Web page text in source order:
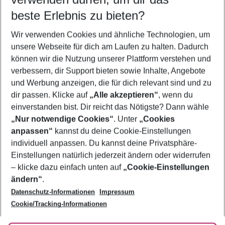
5-8 Nächte
2 Erwachsene Keine Kinder
Mehr Filter anzeigen
Footer
Footer navigation
Über uns
AGB
Bestpreisgarantie
Cookie-Einstellungen ändern
Cookie-Richtlinie
Agenturbetreuung
Barrierefreies Reisen
Folge uns
beste Erlebnis zu bieten?
Wir verwenden Cookies und ähnliche Technologien, um
unsere Webseite für dich am Laufen zu halten. Dadurch
können wir die Nutzung unserer Plattform verstehen und
verbessern, dir Support bieten sowie Inhalte, Angebote
und Werbung anzeigen, die für dich relevant sind und zu
dir passen. Klicke auf „Alle akzeptieren“, wenn du
einverstanden bist. Dir reicht das Nötigste? Dann wähle
„Nur notwendige Cookies“. Unter „Cookies
anpassen“ kannst du deine Cookie-Einstellungen
individuell anpassen. Du kannst deine Privatsphäre-
Einstellungen natürlich jederzeit ändern oder widerrufen
– klicke dazu einfach unten auf „Cookie-Einstellungen
ändern“.
Datenschutz-Informationen
Impressum
Cookie/Tracking-Informationen